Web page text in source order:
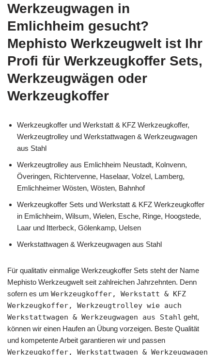
Werkzeugwagen in
Emlichheim gesucht?
Mephisto Werkzeugwelt ist Ihr
Profi für Werkzeugkoffer Sets,
Werkzeugwägen oder
Werkzeugkoffer
Werkzeugkoffer und Werkstatt & KFZ Werkzeugkoffer,
Werkzeugtrolley und Werkstattwagen & Werkzeugwagen
aus Stahl
Werkzeugtrolley aus Emlichheim Neustadt, Kolnvenn,
Överingen, Richtervenne, Haselaar, Volzel, Lamberg,
Emlichheimer Wösten, Wösten, Bahnhof
Werkzeugkoffer Sets und Werkstatt & KFZ Werkzeugkoffer
in Emlichheim, Wilsum, Wielen, Esche, Ringe, Hoogstede,
Laar und Itterbeck, Gölenkamp, Uelsen
Werkstattwagen & Werkzeugwagen aus Stahl
Für qualitativ einmalige Werkzeugkoffer Sets steht der Name
Mephisto Werkzeugwelt seit zahlreichen Jahrzehnten. Denn
sofern es um Werkzeugkoffer, Werkstatt & KFZ
Werkzeugkoffer, Werkzeugtrolley wie auch
Werkstattwagen & Werkzeugwagen aus Stahl geht,
können wir einen Haufen an Übung vorzeigen. Beste Qualität
und kompetente Arbeit garantieren wir und passen
Werkzeugkoffer, Werkstattwagen & Werkzeugwagen